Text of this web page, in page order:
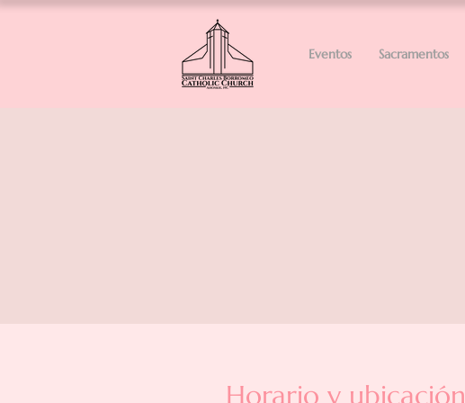
Eventos Sacramentos
Horario y ubicación